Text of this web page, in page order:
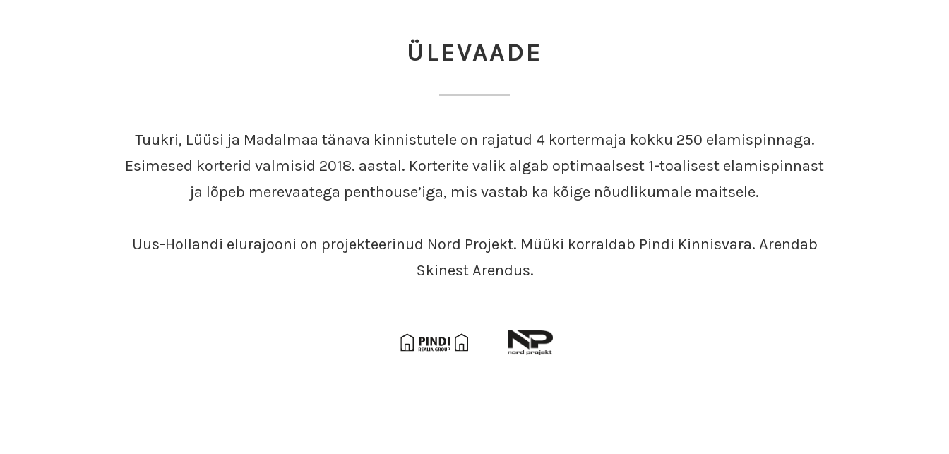
ÜLEVAADE
Tuukri, Lüüsi ja Madalmaa tänava kinnistutele on rajatud 4 kortermaja kokku 250 elamispinnaga.
Esimesed korterid valmisid 2018. aastal. Korterite valik algab optimaalsest 1-toalisest elamispinnast
ja lõpeb merevaatega penthouse’iga, mis vastab ka kõige nõudlikumale maitsele.
Uus-Hollandi elurajooni on projekteerinud Nord Projekt. Müüki korraldab Pindi Kinnisvara. Arendab
Skinest Arendus.